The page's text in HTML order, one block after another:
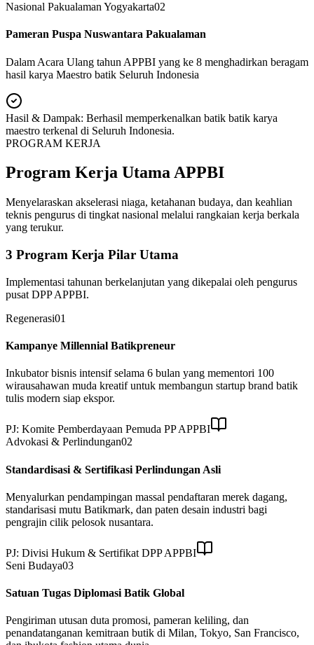
Nasional Pakualaman Yogyakarta02
Pameran Puspa Nuswantara Pakualaman
Dalam Acara Ulang tahun APPBI yang ke 8 menghadirkan beragam
hasil karya Maestro batik Seluruh Indonesia
Hasil & Dampak: Berhasil memperkenalkan batik batik karya
maestro terkenal di Seluruh Indonesia.
PROGRAM KERJA
Program Kerja Utama APPBI
Menyelaraskan akselerasi niaga, ketahanan budaya, dan keahlian
teknis pengurus di tingkat nasional melalui rangkaian kerja berkala
yang terukur.
3 Program Kerja Pilar Utama
Implementasi tahunan berkelanjutan yang dikepalai oleh pengurus
pusat DPP APPBI.
Regenerasi01
Kampanye Millennial Batikpreneur
Inkubator bisnis intensif selama 6 bulan yang mementori 100
wirausahawan muda kreatif untuk membangun startup brand batik
tulis modern siap ekspor.
PJ: Komite Pemberdayaan Pemuda PP APPBI
Advokasi & Perlindungan02
Standardisasi & Sertifikasi Perlindungan Asli
Menyalurkan pendampingan massal pendaftaran merek dagang,
standarisasi mutu Batikmark, dan paten desain industri bagi
pengrajin cilik pelosok nusantara.
PJ: Divisi Hukum & Sertifikat DPP APPBI
Seni Budaya03
Satuan Tugas Diplomasi Batik Global
Pengiriman utusan duta promosi, pameran keliling, dan
penandatanganan kemitraan butik di Milan, Tokyo, San Francisco,